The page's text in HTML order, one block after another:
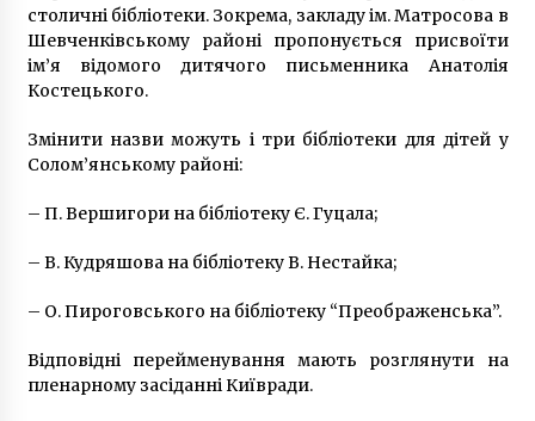
столичні бібліотеки. Зокрема, закладу ім. Матросова в
Шевченківському районі пропонується присвоїти
ім’я відомого дитячого письменника Анатолія
Костецького.
Змінити назви можуть і три бібліотеки для дітей у
Солом’янському районі:
– П. Вершигори на бібліотеку Є. Гуцала;
– В. Кудряшова на бібліотеку В. Нестайка;
– О. Пироговського на бібліотеку “Преображенська”.
Відповідні перейменування мають розглянути на
пленарному засіданні Київради.